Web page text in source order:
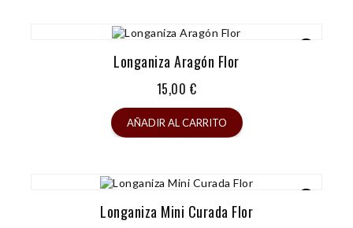
Longaniza Aragón Flor
Precio
15,00 €
AÑADIR AL CARRITO
Longaniza Mini Curada Flor